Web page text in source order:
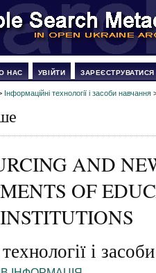
НАС УВІЙТИ ЗАРЕЄСТРУВАТИСЯ
Інформаційні технології і засоби навчання
AND
OF
і